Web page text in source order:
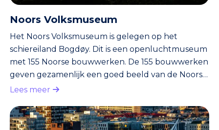
Noors Volksmuseum
Het Noors Volksmuseum is gelegen op het
schiereiland Bogdøy. Dit is een openluchtmuseum
met 155 Noorse bouwwerken. De 155 bouwwerken
geven gezamenlijk een goed beeld van de Noorse
architectuur en alle Noorse regio’s in het
openluchtmuseum is met gemak de Staafkerk
van Gol. Dit is een typisch Noorse kerk vanuit de
Lees meer